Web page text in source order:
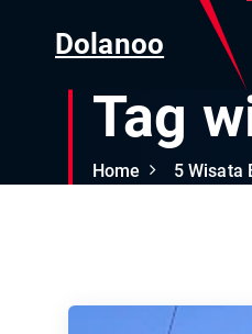
Dolanoo
Tag
Home 5 Wisata